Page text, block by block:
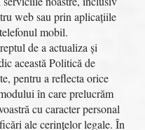
web sau prin aplicațiile
mobil.
de a actualiza și
această Politică de
pentru a reflecta orice
în care prelucrăm
cu caracter personal
ale cerințelor legale. În